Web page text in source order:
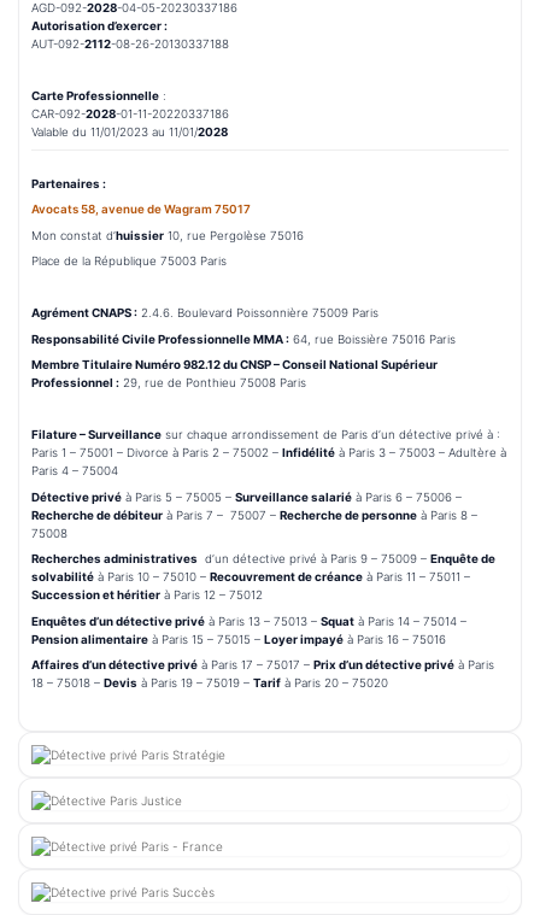
AGD-092-2028-04-05-20230337186
Autorisation d’exercer :
AUT-092-2112-08-26-20130337188
Carte Professionnelle :
CAR-092-2028-01-11-20220337186
Valable du 11/01/2023 au 11/01/2028
Partenaires :
Avocats 58, avenue de Wagram 75017
Mon constat d’huissier 10, rue Pergolèse 75016
Place de la République 75003 Paris
Agrément CNAPS : 2.4.6. Boulevard Poissonnière 75009 Paris
Responsabilité Civile Professionnelle MMA : 64, rue Boissière 75016 Paris
Membre Titulaire Numéro 982.12 du CNSP – Conseil National Supérieur
Professionnel : 29, rue de Ponthieu 75008 Paris
Filature – Surveillance sur chaque arrondissement de Paris d’un détective privé à :
Paris 1 – 75001 – Divorce à Paris 2 – 75002 – Infidélité à Paris 3 – 75003 – Adultère à
Paris 4 – 75004
Détective privé à Paris 5 – 75005 – Surveillance salarié à Paris 6 – 75006 –
Recherche de débiteur à Paris 7 – 75007 – Recherche de personne à Paris 8 –
75008
Recherches administratives d’un détective privé à Paris 9 – 75009 – Enquête de
solvabilité à Paris 10 – 75010 – Recouvrement de créance à Paris 11 – 75011 –
Succession et héritier à Paris 12 – 75012
Enquêtes d’un détective privé à Paris 13 – 75013 – Squat à Paris 14 – 75014 –
Pension alimentaire à Paris 15 – 75015 – Loyer impayé à Paris 16 – 75016
Affaires d’un détective privé à Paris 17 – 75017 – Prix d’un détective privé à Paris
18 – 75018 – Devis à Paris 19 – 75019 – Tarif à Paris 20 – 75020